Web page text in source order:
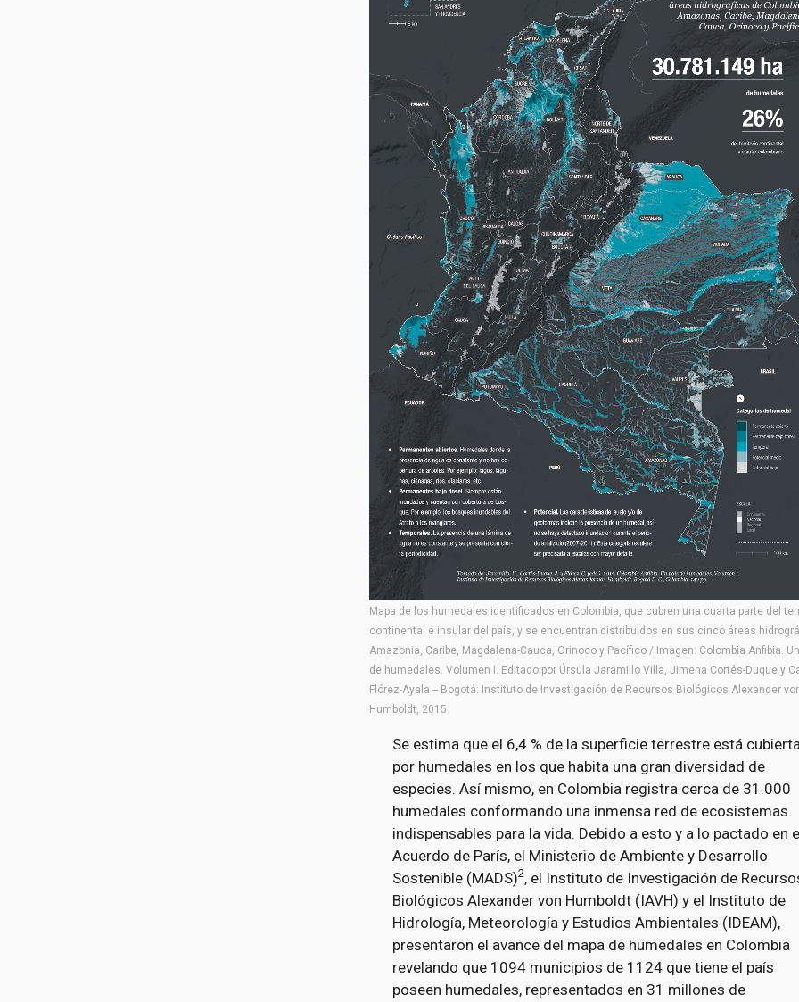
Mapa de los humedales identificados en Colombia, que cubren una cuarta parte del
continental e insular del país, y se encuentran distribuidos en sus cinco áreas
Amazonia, Caribe, Magdalena-Cauca, Orinoco y Pacífico / Imagen: Colombia Anfibia.
de humedales. Volumen I. Editado por Úrsula Jaramillo Villa, Jimena Cortés-Duque y
Flórez-Ayala -- Bogotá: Instituto de Investigación de Recursos Biológicos Alexander
Humboldt, 2015.
Se estima que el 6,4 % de la superficie terrestre está
por humedales en los que habita una gran diversidad de
especies. Así mismo, en Colombia registra cerca de 31.000
humedales conformando una inmensa red de ecosistemas
indispensables para la vida. Debido a esto y a lo pactado en
Acuerdo de París, el Ministerio de Ambiente y Desarrollo
Sostenible (MADS)2, el Instituto de Investigación de
Biológicos Alexander von Humboldt (IAVH) y el Instituto de
Hidrología, Meteorología y Estudios Ambientales (IDEAM),
presentaron el avance del mapa de humedales en Colombia
revelando que 1094 municipios de 1124 que tiene el país
poseen humedales, representados en 31 millones de